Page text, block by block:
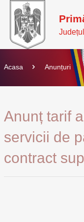
Acasa Anunțuri
Anunț tarif
servicii de
contract